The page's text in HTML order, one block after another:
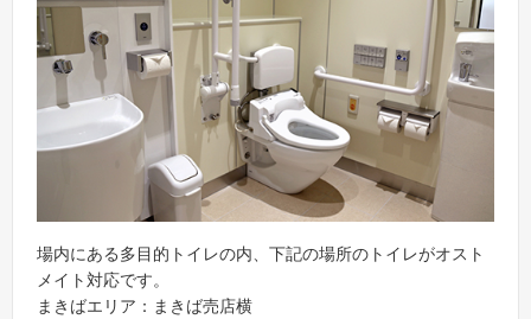
場内にある多目的トイレの内、下記の場所のトイレがオスト
メイト対応です。
まきばエリア：まきば売店横